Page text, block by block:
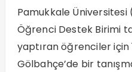
Pamukkale
Öğrenci Destek Birimi
yaptıran öğrenciler için
Gölbahçe’de bir